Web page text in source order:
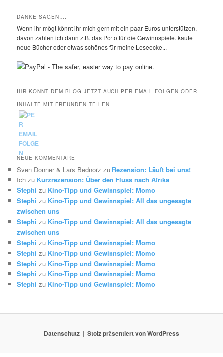
DANKE SAGEN….
Wenn ihr mögt könnt ihr mich gern mit ein paar Euros unterstützen,
davon zahlen ich dann z.B. das Porto für die Gewinnspiele. kaufe
neue Bücher oder etwas schönes für meine Leseecke...
IHR KÖNNT DEM BLOG JETZT AUCH PER EMAIL FOLGEN ODER
INHALTE MIT FREUNDEN TEILEN
NEUE KOMMENTARE
Sven Donner & Lars Bednorz zu Rezension: Läuft bei uns!
Ich zu Kurzrezension: Über den Fluss nach Afrika
Stephi zu Kino-Tipp und Gewinnspiel: Momo
Stephi zu Kino-Tipp und Gewinnspiel: All das ungesagte
zwischen uns
Stephi zu Kino-Tipp und Gewinnspiel: All das ungesagte
zwischen uns
Stephi zu Kino-Tipp und Gewinnspiel: Momo
Stephi zu Kino-Tipp und Gewinnspiel: Momo
Stephi zu Kino-Tipp und Gewinnspiel: Momo
Stephi zu Kino-Tipp und Gewinnspiel: Momo
Stephi zu Kino-Tipp und Gewinnspiel: Momo
Datenschutz Stolz präsentiert von WordPress